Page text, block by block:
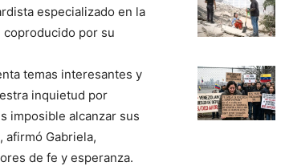
especializado en la
coproducido por su
temas interesantes y
inquietud por
imposible alcanzar sus
afirmó Gabriela,
de fe y esperanza.